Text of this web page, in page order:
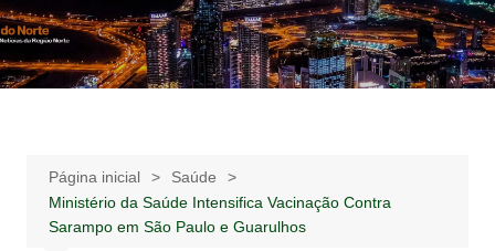
Ir
para
o
Notícias –
Publicidades –
Notícias – Publicidades – Anúncios
Página inicial
Saúde
Ministério da Saúde Intensifica Vacinação Contra
Sarampo em São Paulo e Guarulhos